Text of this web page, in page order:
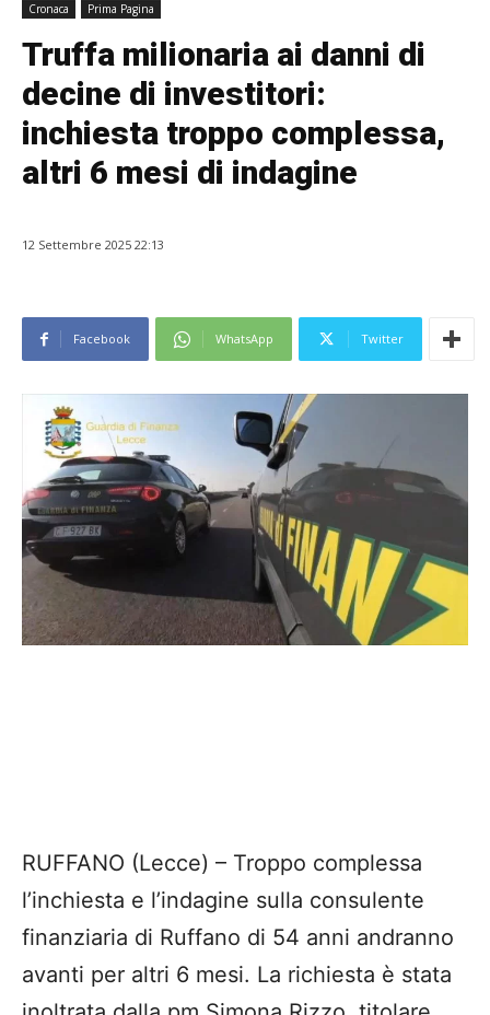
Cronaca Prima Pagina
Truffa milionaria ai danni di
decine di investitori:
inchiesta troppo complessa,
altri 6 mesi di indagine
12 Settembre 2025 22:13
Facebook WhatsApp Twitter
RUFFANO (Lecce) – Troppo complessa
l’inchiesta e l’indagine sulla consulente
finanziaria di Ruffano di 54 anni andranno
avanti per altri 6 mesi. La richiesta è stata